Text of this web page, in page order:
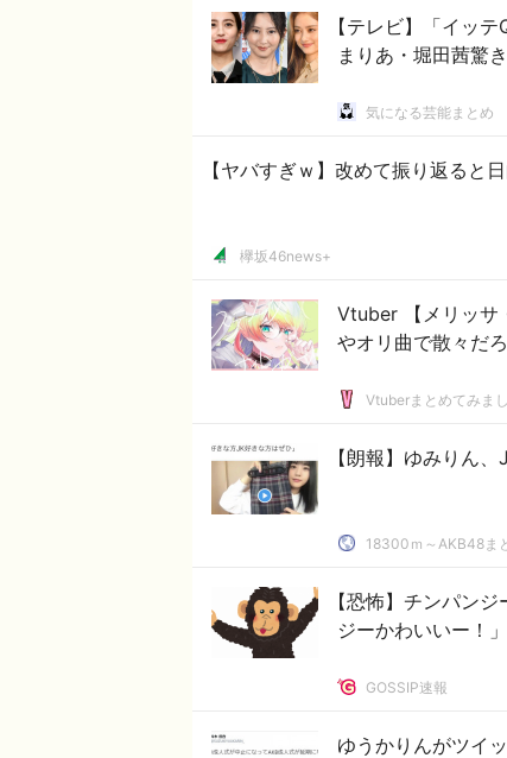
【テレビ】「イッ
まりあ・堀田茜驚き
気になる芸能まとめ
【ヤバすぎｗ】改めて振り返ると
欅坂46news+
Vtuber 【メリッサ
やオリ曲で散々だ
Vtuberまとめてみま
【朗報】ゆみりん
18300ｍ～AKB48ま
【恐怖】チンパン
ジーかわいいー！
GOSSIP速報
ゆうかりんがツイ